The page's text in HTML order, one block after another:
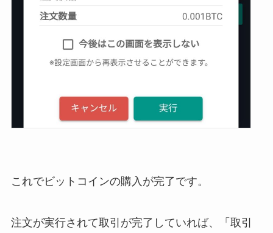
これでビットコインの購入が完了です。
注文が実行されて取引が完了していれば、「取引